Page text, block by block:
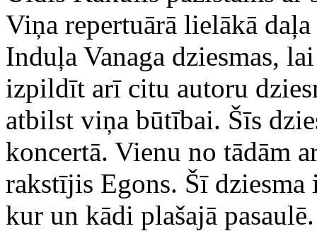
Viņa repertuārā lielākā
Induļa Vanaga dziesmas,
izpildīt arī citu autoru
atbilst viņa būtībai. Šīs
koncertā. Vienu no tādām
rakstījis Egons. Šī dziesma
kur un kādi plašajā pasaulē.